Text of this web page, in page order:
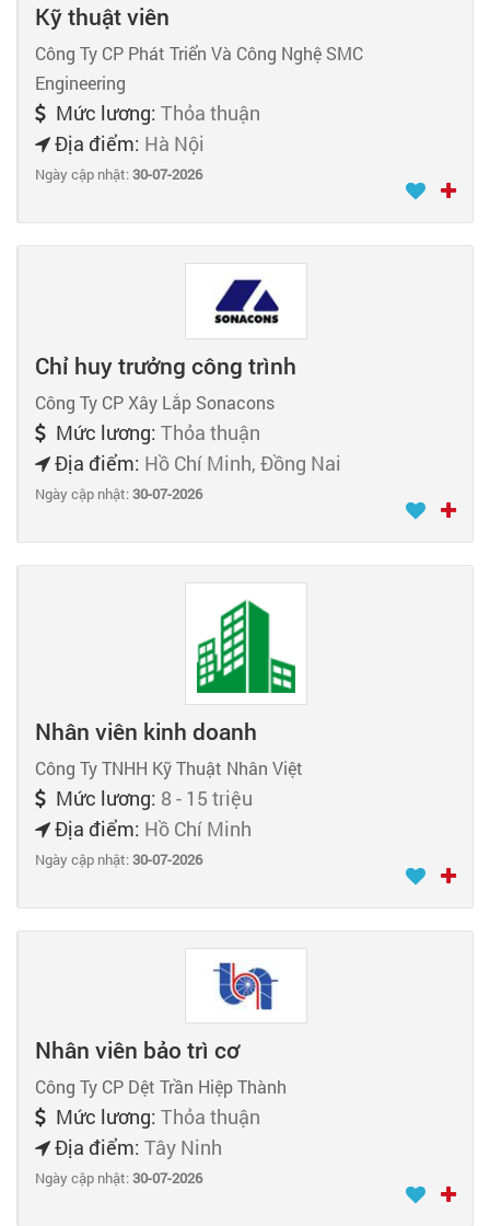
Kỹ thuật viên
Công Ty CP Phát Triển Và Công Nghệ SMC
Engineering
Mức lương: Thỏa thuận
Địa điểm: Hà Nội
Ngày cập nhật:30-07-2026
Chỉ huy trưởng công trình
Công Ty CP Xây Lắp Sonacons
Mức lương: Thỏa thuận
Địa điểm: Hồ Chí Minh, Đồng Nai
Ngày cập nhật:30-07-2026
Nhân viên kinh doanh
Công Ty TNHH Kỹ Thuật Nhân Việt
Mức lương: 8 - 15 triệu
Địa điểm: Hồ Chí Minh
Ngày cập nhật:30-07-2026
Nhân viên bảo trì cơ
Công Ty CP Dệt Trần Hiệp Thành
Mức lương: Thỏa thuận
Địa điểm: Tây Ninh
Ngày cập nhật:30-07-2026